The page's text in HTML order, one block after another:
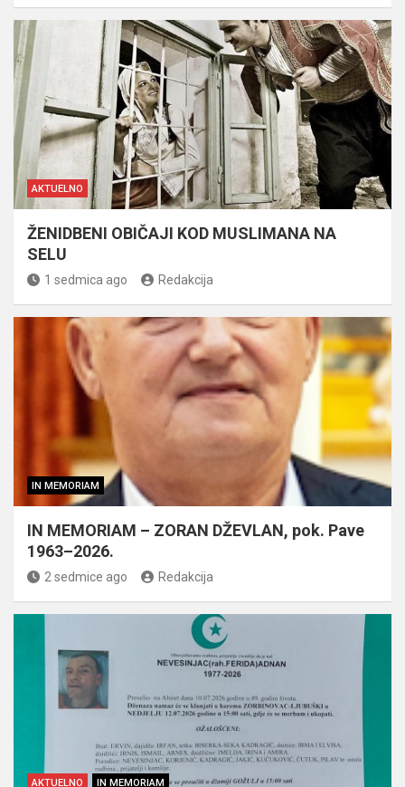
AKTUELNO
ŽENIDBENI OBIČAJI KOD MUSLIMANA NA
SELU
1 sedmica ago Redakcija
IN MEMORIAM
IN MEMORIAM – ZORAN DŽEVLAN, pok. Pave
1963–2026.
2 sedmice ago Redakcija
AKTUELNO IN MEMORIAM